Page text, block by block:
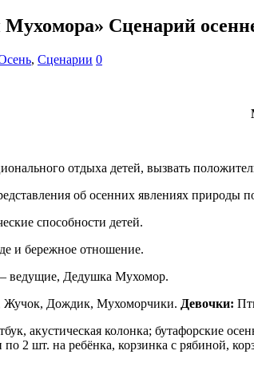
Мухомора» Сценарий
, Сценарии 0
отдыха детей, вызвать
об осенних явлениях природы
способности детей.
и бережное отношение.
– ведущие, Дедушка Мухомор.
Дождик, Мухоморчики. Девочки:
акустическая колонка; бутафорские
2 шт. на ребёнка, корзинка с рябиной,